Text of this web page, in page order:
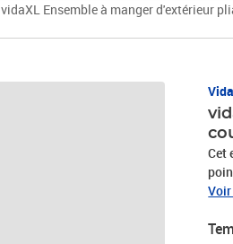
vidaXL Ensemble à manger d'extérieur
Cet